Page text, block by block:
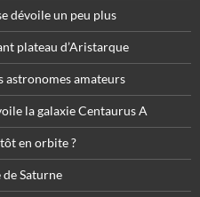
dévoile un peu plus
plateau d’Aristarque
astronomes amateurs
la galaxie Centaurus A
en orbite ?
Saturne